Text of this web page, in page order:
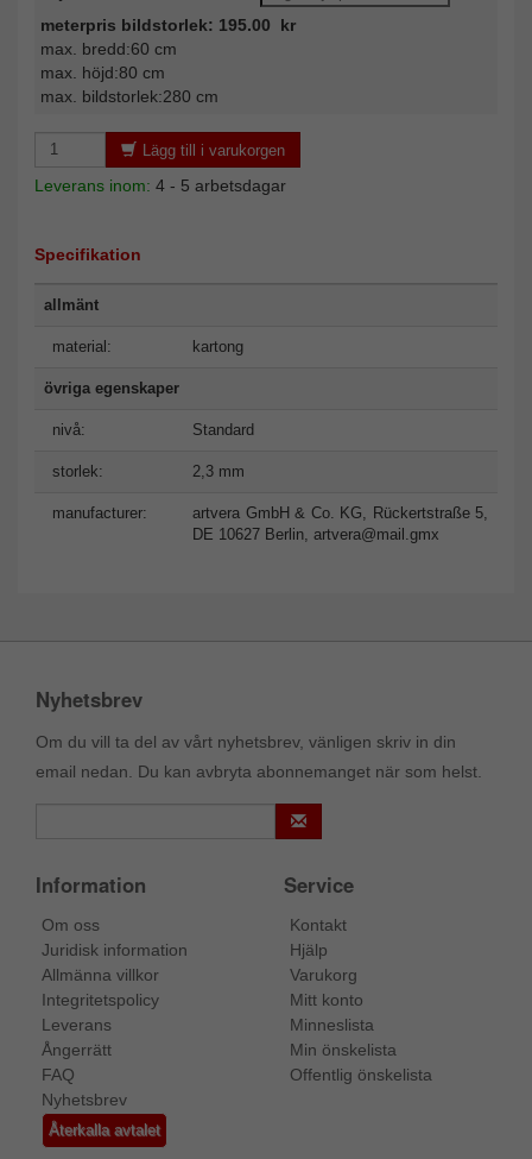
meterpris bildstorlek: 195.00 kr
max. bredd:60 cm
max. höjd:80 cm
max. bildstorlek:280 cm
Lägg till i varukorgen
Leverans inom: 4 - 5 arbetsdagar
Specifikation
allmänt
material: kartong
övriga egenskaper
nivå: Standard
storlek: 2,3 mm
manufacturer:
artvera GmbH & Co. KG, Rückertstraße 5,
DE 10627 Berlin, artvera@mail.gmx
Nyhetsbrev
Om du vill ta del av vårt nyhetsbrev, vänligen skriv in din
email nedan. Du kan avbryta abonnemanget när som helst.
Information
Om oss
Juridisk information
Allmänna villkor
Integritetspolicy
Leverans
Ångerrätt
FAQ
Nyhetsbrev
Återkalla avtalet
Service
Kontakt
Hjälp
Varukorg
Mitt konto
Minneslista
Min önskelista
Offentlig önskelista